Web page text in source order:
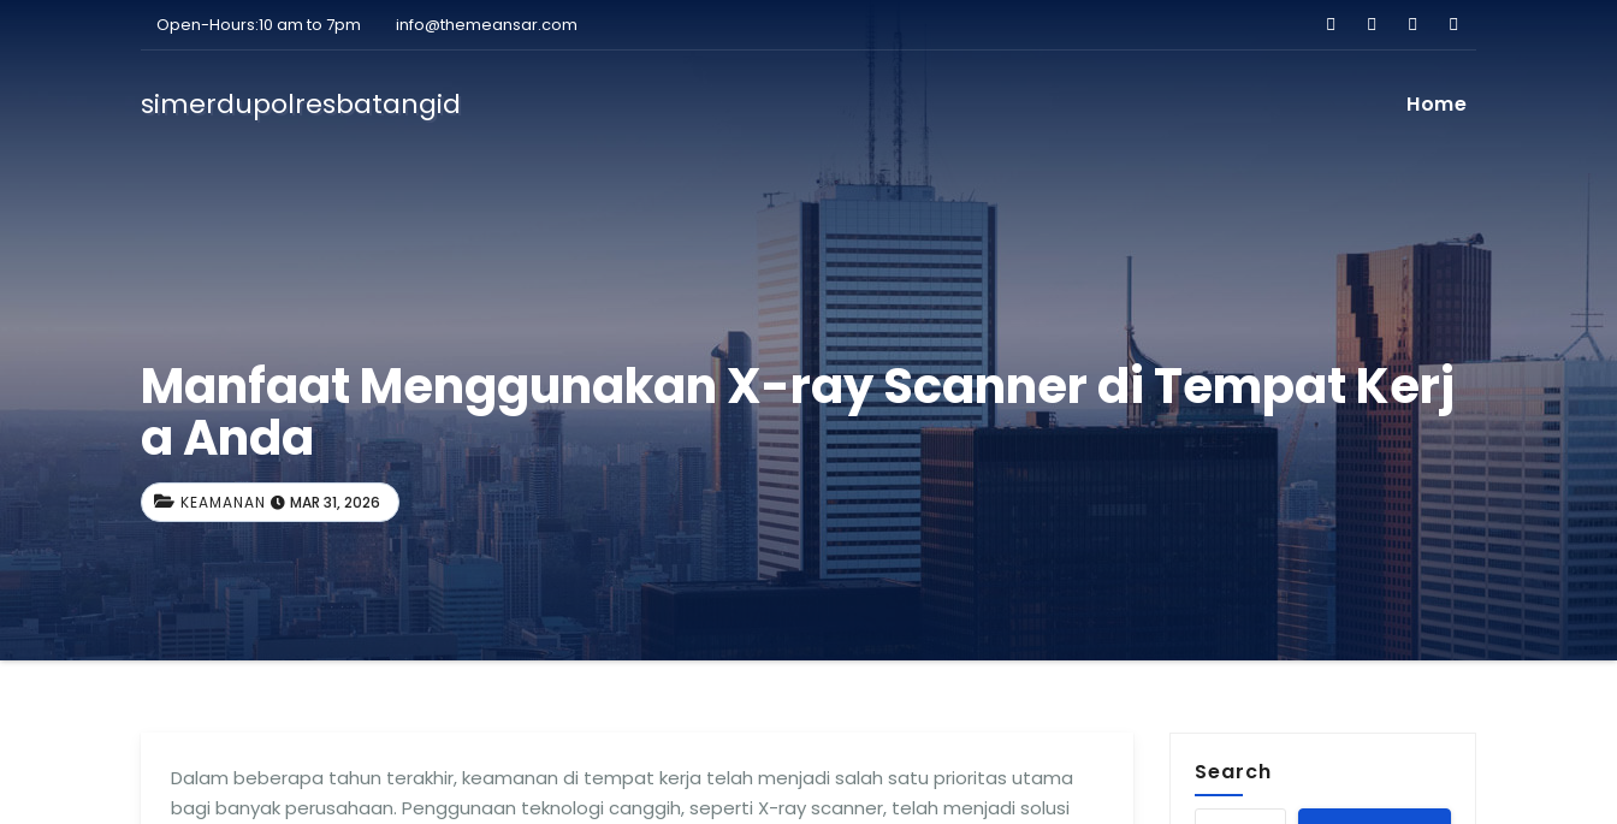
Open-Hours:10 am to 7pm info@themeansar.com
simerdupolresbatangid Home
Manfaat Menggunakan X-ray Scanner di Tempat Kerj
a Anda
KEAMANAN MAR 31, 2026
Dalam beberapa tahun terakhir, keamanan di tempat kerja telah menjadi salah satu prioritas utama
bagi banyak perusahaan. Penggunaan teknologi canggih, seperti X-ray scanner, telah menjadi solusi
Search